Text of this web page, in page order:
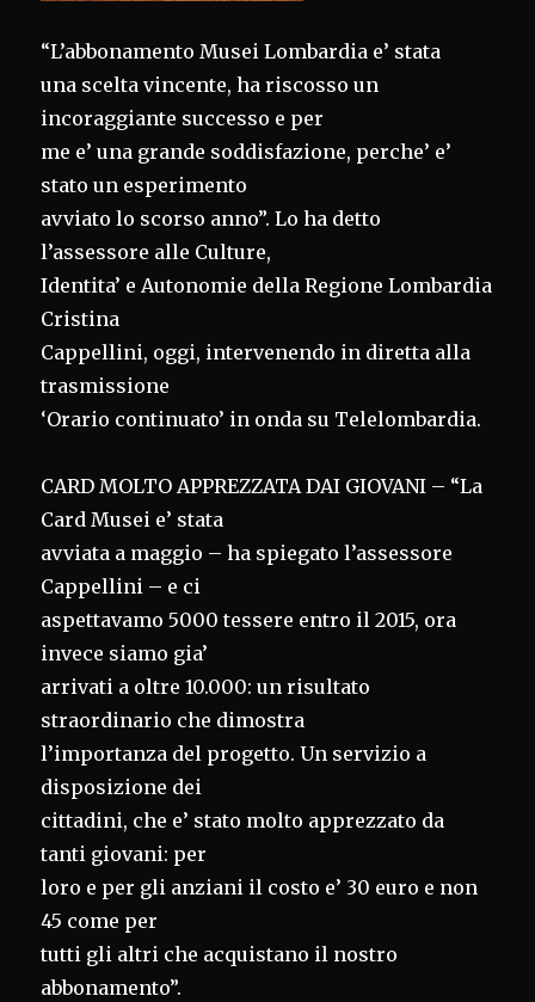
“L’abbonamento Musei Lombardia e’ stata
una scelta vincente, ha riscosso un
incoraggiante successo e per
me e’ una grande soddisfazione, perche’ e’
stato un esperimento
avviato lo scorso anno”. Lo ha detto
l’assessore alle Culture,
Identita’ e Autonomie della Regione Lombardia
Cristina
Cappellini, oggi, intervenendo in diretta alla
trasmissione
‘Orario continuato’ in onda su Telelombardia.
CARD MOLTO APPREZZATA DAI GIOVANI – “La
Card Musei e’ stata
avviata a maggio – ha spiegato l’assessore
Cappellini – e ci
aspettavamo 5000 tessere entro il 2015, ora
invece siamo gia’
arrivati a oltre 10.000: un risultato
straordinario che dimostra
l’importanza del progetto. Un servizio a
disposizione dei
cittadini, che e’ stato molto apprezzato da
tanti giovani: per
loro e per gli anziani il costo e’ 30 euro e non
45 come per
tutti gli altri che acquistano il nostro
abbonamento”.